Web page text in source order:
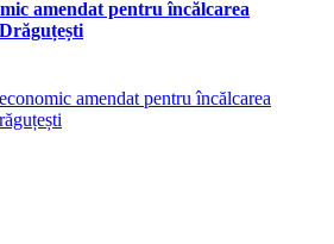
amendat pentru încălcarea